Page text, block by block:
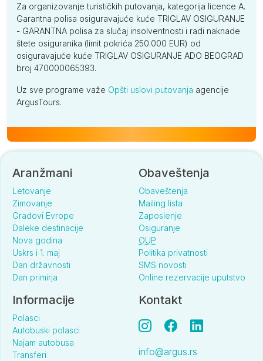
Za organizovanje turističkih putovanja, kategorija licence A.
Garantna polisa osiguravajuće kuće TRIGLAV OSIGURANJE
- GARANTNA polisa za slučaj insolventnosti i radi naknade
štete osiguranika (limit pokrića 250.000 EUR) od
osiguravajuće kuće TRIGLAV OSIGURANJE ADO BEOGRAD
broj 470000065393.
Uz sve programe važe Opšti uslovi putovanja agencije
ArgusTours.
Aranžmani
Letovanje
Zimovanje
Gradovi Evrope
Daleke destinacije
Nova godina
Uskrs i 1. maj
Dan državnosti
Dan primirja
Obaveštenja
Obaveštenja
Mailing lista
Zaposlenje
Osiguranje
OUP
Politika privatnosti
SMS novosti
Online rezervacije uputstvo
Informacije
Polasci
Autobuski polasci
Najam autobusa
Transferi
Kontakt
info@argus.rs